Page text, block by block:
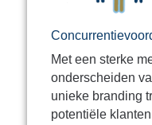
Met een sterke
onderscheiden
unieke branding
potentiële